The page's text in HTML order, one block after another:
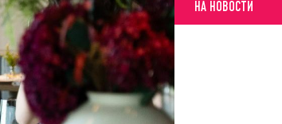
НА НОВОСТИ